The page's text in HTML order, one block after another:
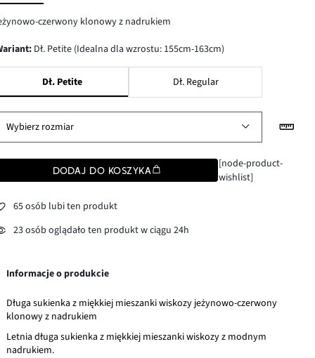
czerwony klonowy z nadrukiem
wariant: Dł. Petite (Idealna dla wzrostu: 155cm-163cm)
Dł. Petite Dł. Regular
Wybierz rozmiar
DODAJ DO KOSZYKA
[node-product-
wishlist]
65 osób lubi ten produkt
23 osób oglądało ten produkt w ciągu 24h
Informacje o produkcie
Długa sukienka z miękkiej mieszanki wiskozy jeżynowo-czerwony
klonowy z nadrukiem
Letnia długa sukienka z miękkiej mieszanki wiskozy z modnym
nadrukiem.